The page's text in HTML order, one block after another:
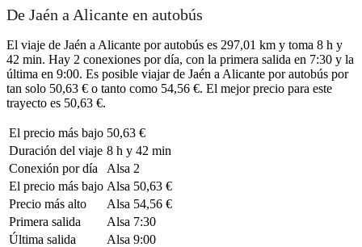
De Jaén a Alicante en autobús
El viaje de Jaén a Alicante por autobús es 297,01 km y toma 8 h y
42 min. Hay 2 conexiones por día, con la primera salida en 7:30 y la
última en 9:00. Es posible viajar de Jaén a Alicante por autobús por
tan solo 50,63 € o tanto como 54,56 €. El mejor precio para este
trayecto es 50,63 €.
El precio más bajo 50,63 €
Duración del viaje 8 h y 42 min
Conexión por día
Alsa 2
El precio más bajo Alsa 50,63 €
Precio más alto
Alsa 54,56 €
Primera salida
Alsa 7:30
Última salida
Alsa 9:00